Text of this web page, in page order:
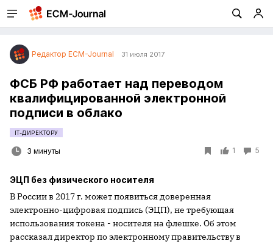
Редактор ECM-Journal 31 июля 2017
ФСБ РФ работает над переводом
квалифицированной электронной
подписи в облако
IT-ДИРЕКТОРУ
3 минуты 1 5
ЭЦП без физического носителя
В России в 2017 г. может появиться доверенная
электронно-цифровая подпись (ЭЦП), не требующая
использования токена - носителя на флешке. Об этом
рассказал директор по электронному правительству в